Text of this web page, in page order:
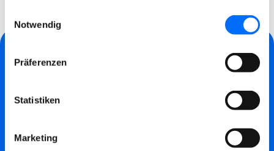
Notwendig
Präferenzen
Statistiken
Marketing
HAUPTSITZ
Fußgängereingang
A.-Brogliati-Str. 12